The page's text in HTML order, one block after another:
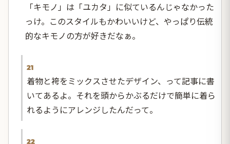
「キモノ」は「ユカタ」に似ているんじゃなかった
っけ。このスタイルもかわいいけど、やっぱり伝統
的なキモノの方が好きだなぁ。
21
着物と袴をミックスさせたデザイン、って記事に書
いてあるよ。それを頭からかぶるだけで簡単に着ら
れるようにアレンジしたんだって。
22